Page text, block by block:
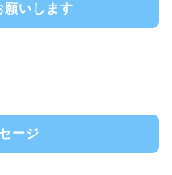
願いします
ージ